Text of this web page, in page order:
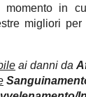
momento in
migliori per
ai danni da